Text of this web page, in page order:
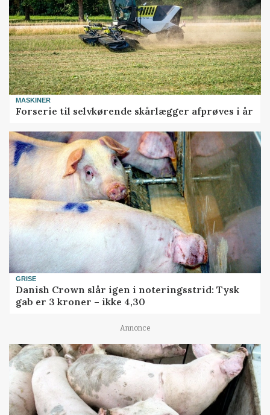
MASKINER
Forserie til selvkørende skårlægger afprøves i år
GRISE
Danish Crown slår igen i noteringsstrid: Tysk
gab er 3 kroner – ikke 4,30
Annonce